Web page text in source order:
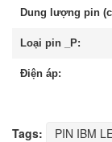
Dung lượng pin
Loại pin _P:
Điện áp:
Tags:
PIN IBM